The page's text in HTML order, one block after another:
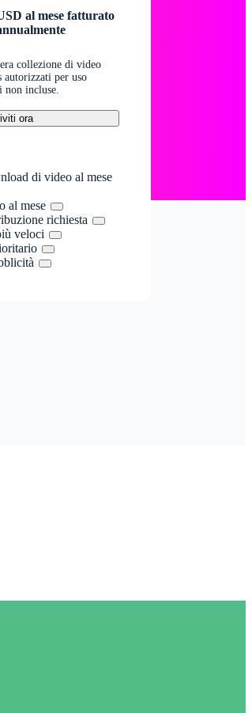
al mese fatturato
collezione di video
autorizzati per uso
incluse.
ora
di video al mese
al mese
richiesta
veloci